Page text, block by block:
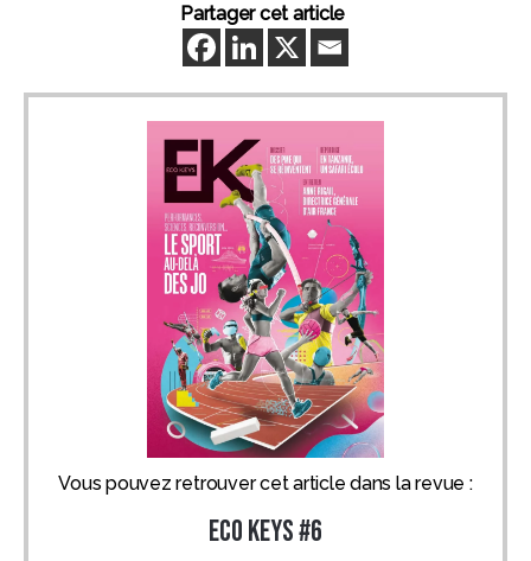
Partager cet article
Vous pouvez retrouver cet article dans la revue :
ECO KEYS #6